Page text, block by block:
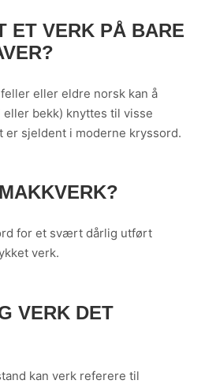
ET VERK PÅ BARE
eller eldre norsk kan å
eller bekk) knyttes til visse
er sjeldent i moderne kryssord.
for et svært dårlig utført
verk.
VERK DET
kan verk referere til